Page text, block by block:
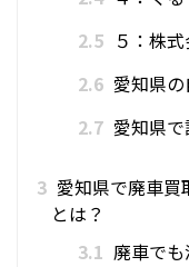
2.5 ５：株
2.6 愛知県
2.7 愛知県
3 愛知県で廃車買
とは？
3.1 廃車で